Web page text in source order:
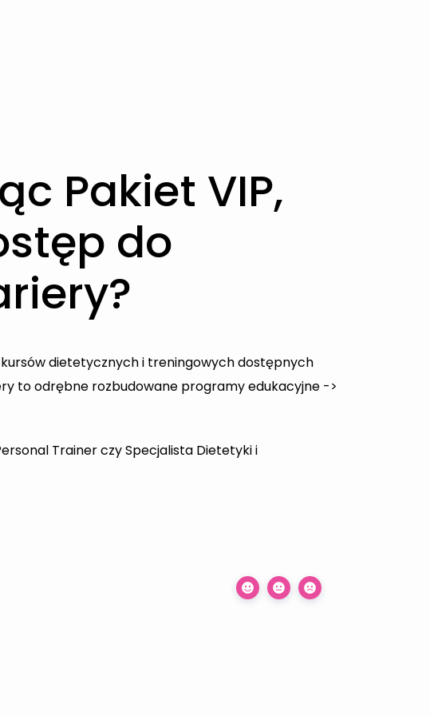
Pakiet VIP,
do
dietetycznych i treningowych dostępnych
to odrębne rozbudowane programy edukacyjne ->
Trainer czy Specjalista Dietetyki i